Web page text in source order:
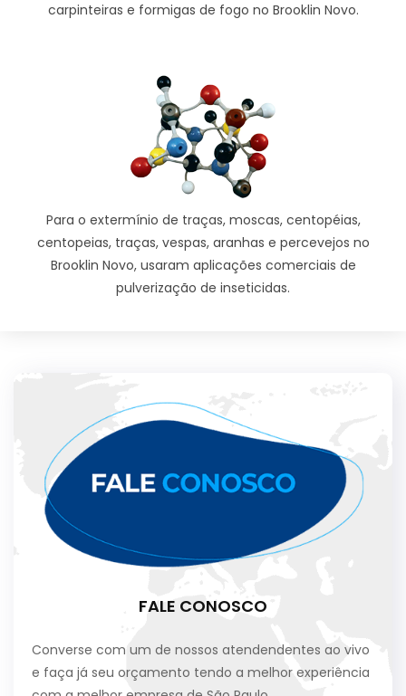
carpinteiras e formigas de fogo no Brooklin Novo.
Para o extermínio de traças, moscas, centopéias,
centopeias, traças, vespas, aranhas e percevejos no
Brooklin Novo, usaram aplicações comerciais de
pulverização de inseticidas.
FALE CONOSCO
Converse com um de nossos atendendentes ao vivo
e faça já seu orçamento tendo a melhor experiência